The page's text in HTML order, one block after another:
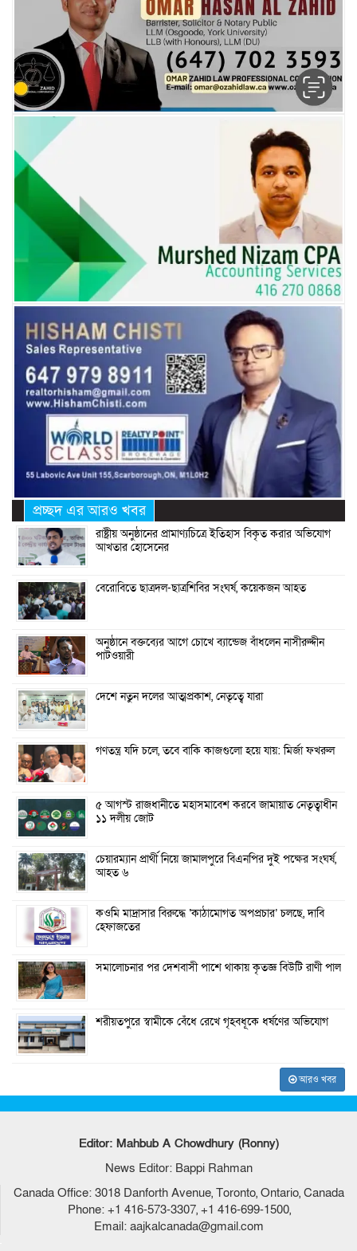
প্রচ্ছদ এর আরও খবর
রাষ্ট্রীয় অনুষ্ঠানের প্রামাণ্যচিত্রে ইতিহাস বিকৃত করার অভিযোগ
আখতার হোসেনের
বেরোবিতে ছাত্রদল-ছাত্রশিবির সংঘর্ষ, কয়েকজন আহত
অনুষ্ঠানে বক্তব্যের আগে চোখে ব্যান্ডেজ বাঁধলেন নাসীরুদ্দীন
পাটওয়ারী
দেশে নতুন দলের আত্মপ্রকাশ, নেতৃত্বে যারা
গণতন্ত্র যদি চলে, তবে বাকি কাজগুলো হয়ে যায়: মির্জা ফখরুল
৫ আগস্ট রাজধানীতে মহাসমাবেশ করবে জামায়াত নেতৃত্বাধীন
১১ দলীয় জোট
চেয়ারম্যান প্রার্থী নিয়ে জামালপুরে বিএনপির দুই পক্ষের সংঘর্ষ,
আহত ৬
কওমি মাদ্রাসার বিরুদ্ধে ‘কাঠামোগত অপপ্রচার’ চলছে, দাবি
হেফাজতের
সমালোচনার পর দেশবাসী পাশে থাকায় কৃতজ্ঞ বিউটি রাণী পাল
শরীয়তপুরে স্বামীকে বেঁধে রেখে গৃহবধূকে ধর্ষণের অভিযোগ
আরও খবর
Editor: Mahbub A Chowdhury (Ronny)
News Editor: Bappi Rahman
Canada Office: 3018 Danforth Avenue, Toronto, Ontario, Canada
Phone: +1 416-573-3307, +1 416-699-1500,
Email: aajkalcanada@gmail.com